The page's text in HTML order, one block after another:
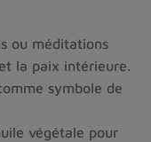
ou méditations
la paix intérieure.
symbole de
végétale pour